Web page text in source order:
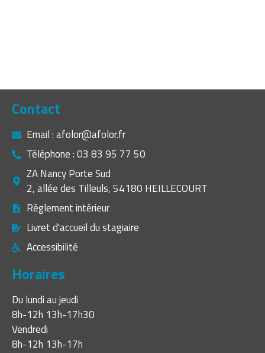
Contact
Email : afolor@afolor.fr
Téléphone : 03 83 95 77 50
ZA Nancy Porte Sud
2, allée des Tilleuls, 54180 HEILLECOURT
Règlement intérieur
Livret d'accueil du stagiaire
Accessibilité
Horaires
Du lundi au jeudi
8h-12h 13h-17h30
Vendredi
8h-12h 13h-17h